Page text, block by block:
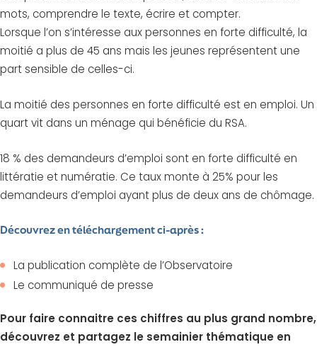
mots, comprendre le texte, écrire et compter.
Lorsque l’on s’intéresse aux personnes en forte difficulté, la
moitié a plus de 45 ans mais les jeunes représentent une
part sensible de celles-ci.
La moitié des personnes en forte difficulté est en emploi. Un
quart vit dans un ménage qui bénéficie du RSA.
18 % des demandeurs d’emploi sont en forte difficulté en
littératie et numératie. Ce taux monte à 25% pour les
demandeurs d’emploi ayant plus de deux ans de chômage.
Découvrez en téléchargement ci-après :
La publication complète de l’Observatoire
Le communiqué de presse
Pour faire connaitre ces chiffres au plus grand nombre,
découvrez et partagez le semainier thématique en